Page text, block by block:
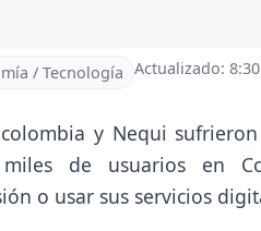
/ Tecnología Actualizado:
y Nequi
de usuarios en
o usar sus servicios